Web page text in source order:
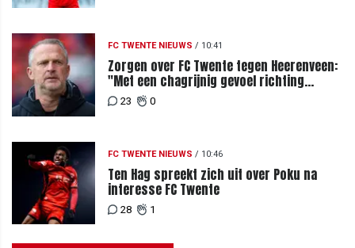
FC TWENTE NIEUWS / 10:41
Zorgen over FC Twente tegen Heerenveen:
"Met een chagrijnig gevoel richting
Slowakije"
23 0
FC TWENTE NIEUWS / 10:46
Ten Hag spreekt zich uit over Poku na
interesse FC Twente
28 1